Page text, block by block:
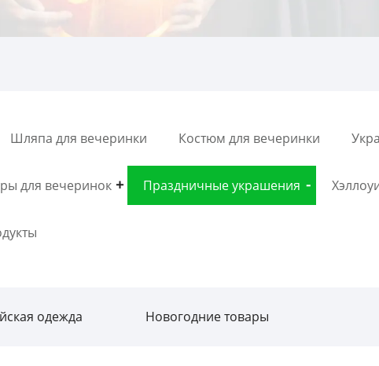
Шляпа для вечеринки Костюм для вечеринки
для вечеринок Праздничные украшения
одежда Новогодние товары